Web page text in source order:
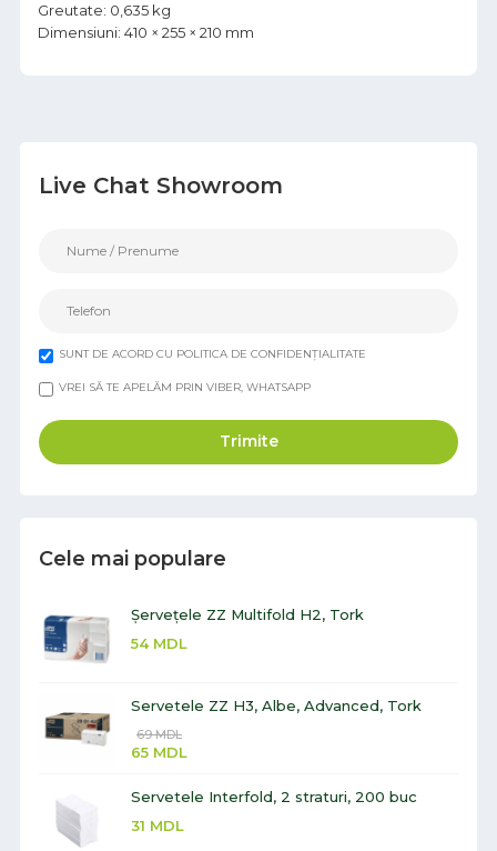
Live Chat Showroom
SUNT DE ACORD CU POLITICA DE CONFIDENȚIALITATE
VREI SĂ TE APELĂM PRIN VIBER, WHATSAPP
Trimite
Cele mai populare
Șervețele ZZ Multifold H2, Tork
54 MDL
Servetele ZZ H3, Albe, Advanced, Tork
69MDL
65 MDL
Servetele Interfold, 2 straturi, 200 buc
31 MDL
Greutate: 0,635 kg
Dimensiuni: 410 × 255 × 210 mm